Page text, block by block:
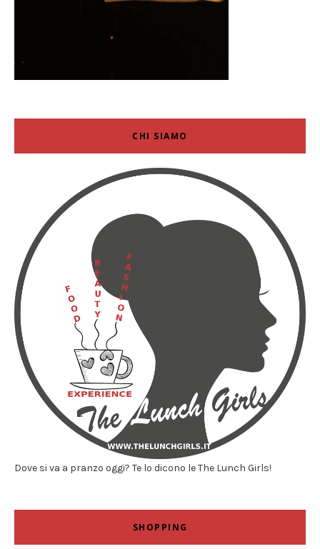
CHI SIAMO
Dove si va a pranzo oggi? Te lo dicono le The Lunch Girls!
SHOPPING